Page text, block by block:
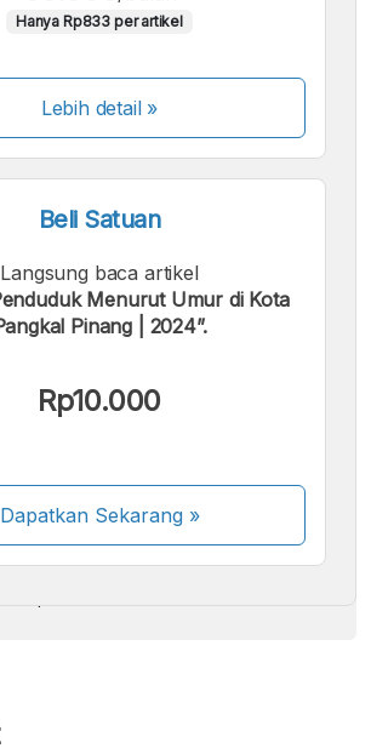
Hanya Rp833 per artikel
Lebih detail »
Beli Satuan
Langsung baca artikel
Menurut Umur di Kota
Pinang | 2024”.
Rp10.000
Dapatkan Sekarang»
pembayaran berikut:
metode pembayaran masih dalam